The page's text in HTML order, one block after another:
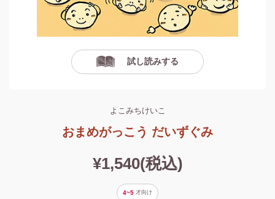
試し読みする
よこみちけいこ
おまめがっこう だいずぐみ
¥1,540(税込)
4~5 才向け